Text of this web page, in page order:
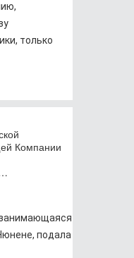
только
Компании
подала